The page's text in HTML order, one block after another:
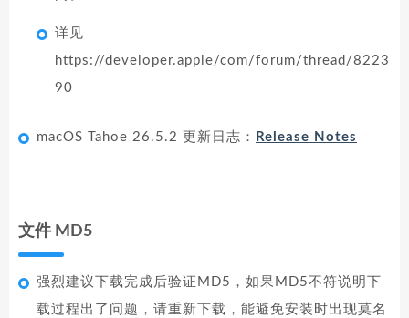
详见
https://developer.apple/com/forum/thread/8223
90
macOS Tahoe 26.5.2 更新日志： Release Notes
文件 MD5
强烈建议下载完成后验证MD5，如果MD5不符说明下
载过程出了问题，请重新下载，能避免安装时出现莫名